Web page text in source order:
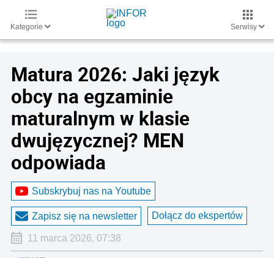
Kategorie Serwisy
Matura 2026: Jaki język
obcy na egzaminie
maturalnym w klasie
dwujęzycznej? MEN
odpowiada
Subskrybuj nas na Youtube
Zapisz się na newsletter Dołącz do ekspertów
11 marca 2026, 07:38